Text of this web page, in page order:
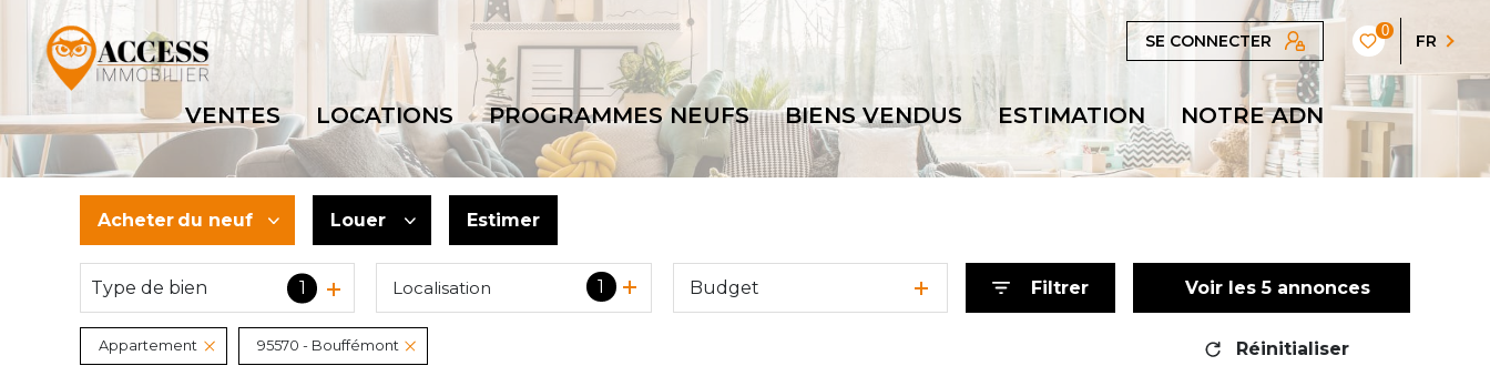
SE CONNECTER
0
FR
VENTES LOCATIONS PROGRAMMES NEUFS BIENS VENDUS ESTIMATION NOTRE ADN
Acheter du neuf
De l'ancien
Du neuf
De l'immo pro
Louer
à l'année
Estimer
Type de bien 1 1
Localisation Budget Filtrer Voir les5annonces
Appartement 95570 - Bouffémont Réinitialiser